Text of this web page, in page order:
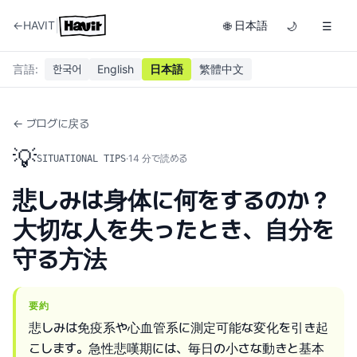
←HAVIT 🌐 日本語 🌙 ☰
言語: 한국어 English 日本語 繁體中文
← ブログに戻る
💡SITUATIONAL TIPS·14 分で読める
悲しみは身体に何をするのか？
大切な人を失ったとき、自分を
守る方法
要約
悲しみは免疫系や心血管系に測定可能な変化を引き起
こします。急性悲嘆期には、毎日の小さな動きと基本